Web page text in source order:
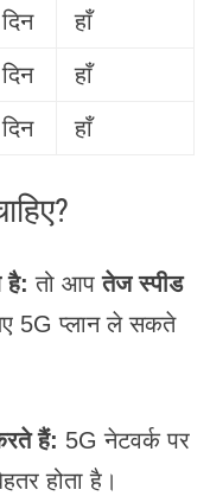
हाँ
हाँ
हाँ
है: तो आपतेज स्पीड
5G प्लान ले सकते
हैं: 5G नेटवर्क पर
होता है।